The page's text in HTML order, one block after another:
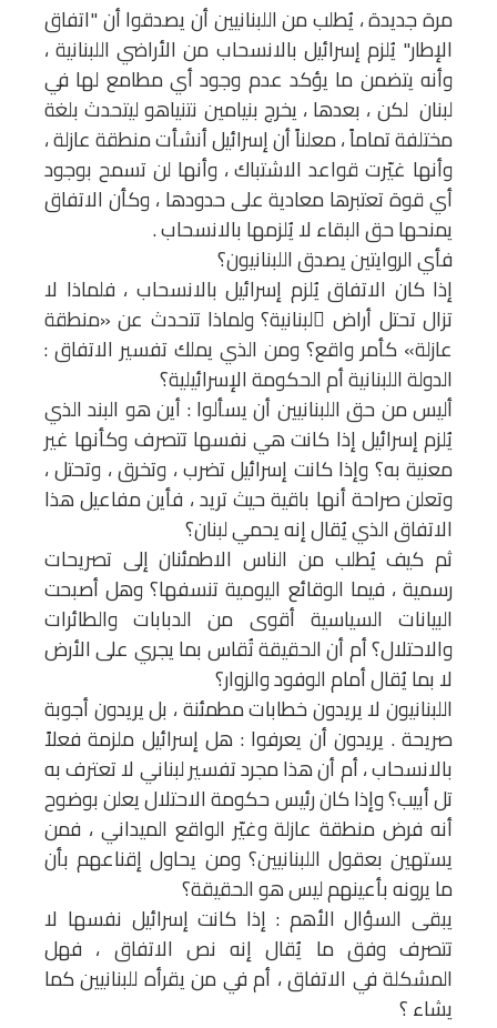
مرة جديدة ، يُطلب من اللبنانيين أن يصدقوا أن "اتفاق
الإطار" يُلزم إسرائيل بالانسحاب من الأراضي اللبنانية ،
وأنه يتضمن ما يؤكد عدم وجود أي مطامع لها في
لبنان لكن ، بعدها ، يخرج بنيامين نتنياهو ليتحدث بلغة
مختلفة تماماً ، معلناً أن إسرائيل أنشأت منطقة عازلة ،
وأنها غيّرت قواعد الاشتباك ، وأنها لن تسمح بوجود
أي قوة تعتبرها معادية على حدودها ، وكأن الاتفاق
يمنحها حق البقاء لا يُلزمها بالانسحاب .
فأي الروايتين يصدق اللبنانيون؟
إذا كان الاتفاق يُلزم إسرائيل بالانسحاب ، فلماذا لا
تزال تحتل أراض ٍلبنانية؟ ولماذا تتحدث عن «منطقة
عازلة» كأمر واقع؟ ومن الذي يملك تفسير الاتفاق :
الدولة اللبنانية أم الحكومة الإسرائيلية؟
أليس من حق اللبنانيين أن يسألوا : أين هو البند الذي
يُلزم إسرائيل إذا كانت هي نفسها تتصرف وكأنها غير
معنية به؟ وإذا كانت إسرائيل تضرب ، وتخرق ، وتحتل ،
وتعلن صراحة أنها باقية حيث تريد ، فأين مفاعيل هذا
الاتفاق الذي يُقال إنه يحمي لبنان؟
ثم كيف يُطلب من الناس الاطمئنان إلى تصريحات
رسمية ، فيما الوقائع اليومية تنسفها؟ وهل أصبحت
البيانات السياسية أقوى من الدبابات والطائرات
والاحتلال؟ أم أن الحقيقة تُقاس بما يجري على الأرض
لا بما يُقال أمام الوفود والزوار؟
اللبنانيون لا يريدون خطابات مطمئنة ، بل يريدون أجوبة
صريحة . يريدون أن يعرفوا : هل إسرائيل ملزمة فعلاً
بالانسحاب ، أم أن هذا مجرد تفسير لبناني لا تعترف به
تل أبيب؟ وإذا كان رئيس حكومة الاحتلال يعلن بوضوح
أنه فرض منطقة عازلة وغيّر الواقع الميداني ، فمن
يستهين بعقول اللبنانيين؟ ومن يحاول إقناعهم بأن
ما يرونه بأعينهم ليس هو الحقيقة؟
يبقى السؤال الأهم : إذا كانت إسرائيل نفسها لا
تتصرف وفق ما يُقال إنه نص الاتفاق ، فهل
المشكلة في الاتفاق ، أم في من يقرأه للبنانيين كما
يشاء ؟